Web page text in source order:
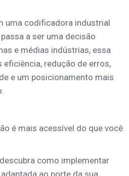
uma codificadora industrial
a ser uma decisão
e médias indústrias, essa
eficiência, redução de erros,
e um posicionamento mais
é mais acessível do que você
como implementar
ao porte da sua